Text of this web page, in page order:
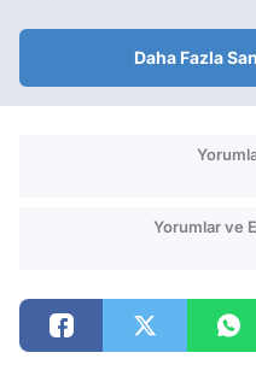
Daha Fazla
Yorumlar ve